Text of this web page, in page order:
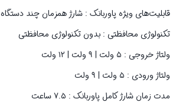
قابلیت‌های ویژه پاوربانک : شارژ همزمان چند دستگاه
تکنولوژی محافظتی : بدون تکنولوژی محافظتی
ولتاژ خروجی : ۵ ولت | ۹ ولت | ۱۲ ولت
ولتاژ ورودی : ۵ ولت | ۹ ولت
مدت زمان شارژ کامل پاوربانک : ۷.۵ ساعت